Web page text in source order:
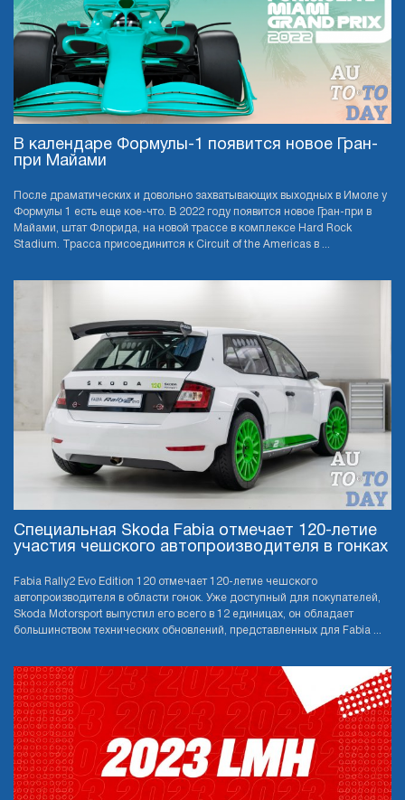
В календаре Формулы-1 появится новое Гран-
при Майами
После драматических и довольно захватывающих выходных в Имоле у
Формулы 1 есть еще кое-что. В 2022 году появится новое Гран-при в
Майами, штат Флорида, на новой трассе в комплексе Hard Rock
Stadium. Трасса присоединится к Circuit of the Americas в ...
Специальная Skoda Fabia отмечает 120-летие
участия чешского автопроизводителя в гонках
Fabia Rally2 Evo Edition 120 отмечает 120-летие чешского
автопроизводителя в области гонок. Уже доступный для покупателей,
Skoda Motorsport выпустил его всего в 12 единицах, он обладает
большинством технических обновлений, представленных для Fabia ...